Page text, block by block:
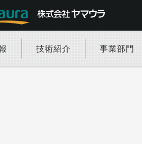
技術紹介 事業部門